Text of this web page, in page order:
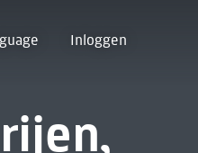
Inloggen